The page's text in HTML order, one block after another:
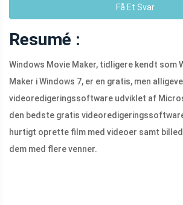
Få Et Svar
Resumé :
Windows Movie Maker, tidligere kendt som
Maker i Windows 7, er en gratis, men
videoredigeringssoftware udviklet af
den bedste gratis
hurtigt oprette film med videoer samt
dem med flere venner.